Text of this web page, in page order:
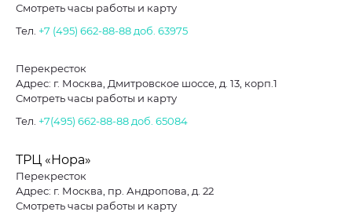
Смотреть часы работы и карту
Тел. +7 (495) 662-88-88 доб. 63975
Перекресток
Адрес: г. Москва, Дмитровское шоссе, д. 13, корп.1
Смотреть часы работы и карту
Тел. +7(495) 662-88-88 доб. 65084
ТРЦ «Нора»
Перекресток
Адрес: г. Москва, пр. Андропова, д. 22
Смотреть часы работы и карту